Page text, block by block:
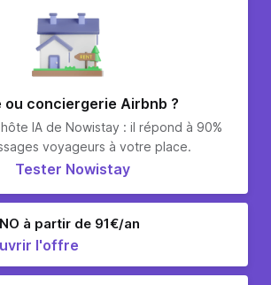
ou conciergerie Airbnb ?
IA de Nowistay : il répond à 90%
voyageurs à votre place.
Tester Nowistay
à partir de 91€/an
l'offre